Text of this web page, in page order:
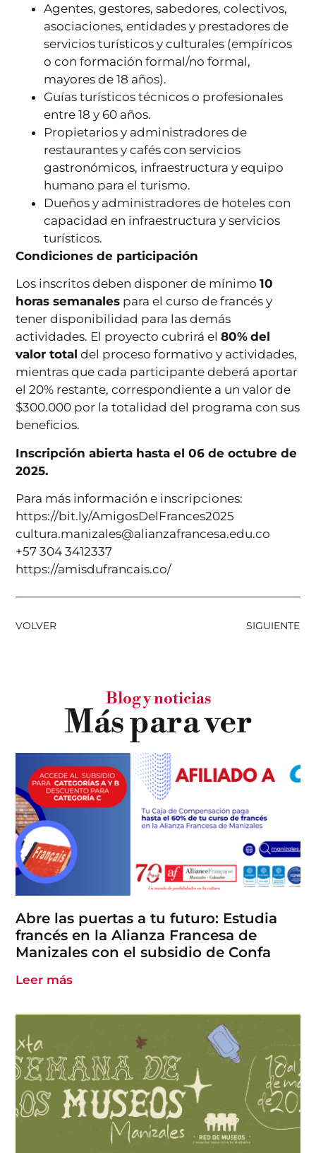
Agentes, gestores, sabedores, colectivos,
asociaciones, entidades y prestadores de
servicios turísticos y culturales (empíricos
o con formación formal/no formal,
mayores de 18 años).
Guías turísticos técnicos o profesionales
entre 18 y 60 años.
Propietarios y administradores de
restaurantes y cafés con servicios
gastronómicos, infraestructura y equipo
humano para el turismo.
Dueños y administradores de hoteles con
capacidad en infraestructura y servicios
turísticos.
Condiciones de participación
Los inscritos deben disponer de mínimo10
horas semanales para el curso de francés y
tener disponibilidad para las demás
actividades. El proyecto cubrirá el80% del
valor total del proceso formativo y actividades,
mientras que cada participante deberá aportar
el 20% restante, correspondiente a un valor de
$300.000 por la totalidad del programa con sus
beneficios.
Inscripción abierta hasta el 06 de octubre de
2025.
Para más información e inscripciones:
https://bit.ly/AmigosDelFrances2025
cultura.manizales@alianzafrancesa.edu.co
+57 304 3412337
https://amisdufrancais.co/
VOLVER SIGUIENTE
Blog y noticias
Más para ver
Abre las puertas a tu futuro: Estudia
francés en la Alianza Francesa de
Manizales con el subsidio de Confa
Leer más